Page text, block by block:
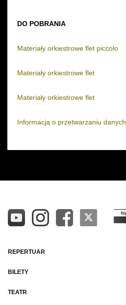
DO POBRANIA
Materiały orkiestrowe flet piccolo
Materiały orkiestrowe flet
Materiały orkiestrowe flet
Informacja o przetwarzaniu danych
REPERTUAR
BILETY
TEATR